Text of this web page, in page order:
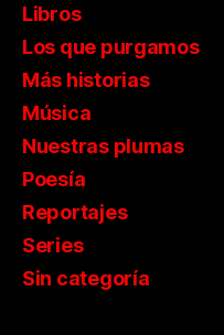
Libros
Los que purgamos
Más historias
Música
Nuestras plumas
Poesía
Reportajes
Series
Sin categoría